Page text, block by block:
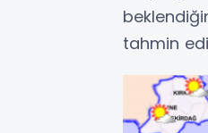
tahmin